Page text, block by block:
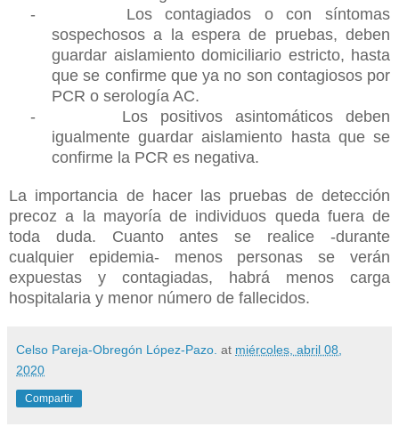
-
Los contagiados o con síntomas
sospechosos a la espera de pruebas, deben
guardar aislamiento domiciliario estricto, hasta
que se confirme que ya no son contagiosos por
PCR o serología AC.
-
Los positivos asintomáticos deben
igualmente guardar aislamiento hasta que se
confirme la PCR es negativa.
La importancia de hacer las pruebas de detección
precoz a la mayoría de individuos queda fuera de
toda duda. Cuanto antes se realice -durante
cualquier epidemia- menos personas se verán
expuestas y contagiadas, habrá menos carga
hospitalaria y menor número de fallecidos.
Celso Pareja-Obregón López-Pazo. at miércoles, abril 08,
2020
Compartir